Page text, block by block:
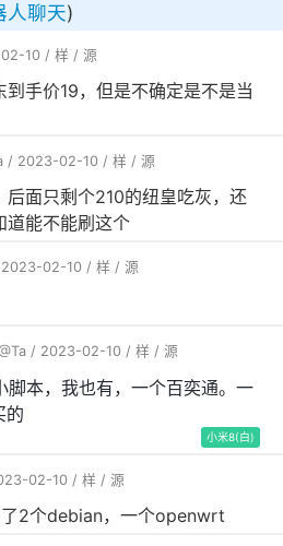
人聊天)
10 / 样 / 源
手价19，但是不确定是不是当
/ 2023-02-10 / 样 / 源
后面只剩个210的纽皇吃灰，还
道能不能刷这个
02-10 / 样 / 源
/ 2023-02-10 / 样 / 源
脚本，我也有，一个百奕通。一
的
小米8(白)
02-10 / 样 / 源
2个debian，一个openwrt